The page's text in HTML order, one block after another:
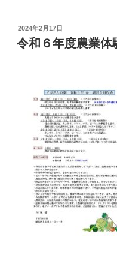
投
稿
日:
2024年2月17日
令和６年度農業体